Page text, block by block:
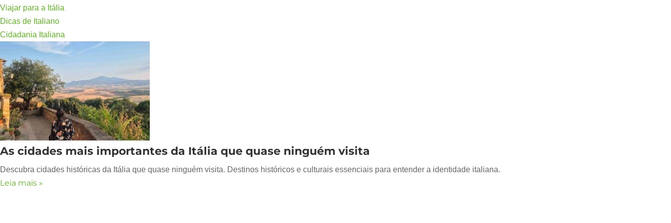
Viajar para a Itália
Dicas de Italiano
Cidadania Italiana
As cidades mais importantes da Itália que quase ninguém visita
Descubra cidades históricas da Itália que quase ninguém visita. Destinos históricos e culturais essenciais para entender a identidade italiana.
Leia mais »